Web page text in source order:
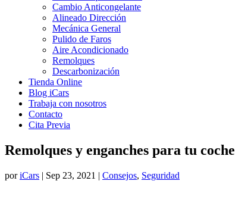
Cambio Anticongelante
Alineado Dirección
Mecánica General
Pulido de Faros
Aire Acondicionado
Remolques
Descarbonización
Tienda Online
Blog iCars
Trabaja con nosotros
Contacto
Cita Previa
Remolques y enganches para tu coche
poriCars | Sep 23, 2021 | Consejos, Seguridad